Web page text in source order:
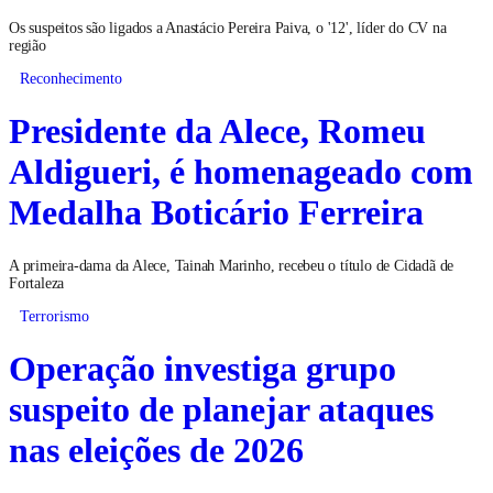
Os suspeitos são ligados a Anastácio Pereira Paiva, o '12', líder do CV na
região
Reconhecimento
Presidente da Alece, Romeu
Aldigueri, é homenageado com
Medalha Boticário Ferreira
A primeira-dama da Alece, Tainah Marinho, recebeu o título de Cidadã de
Fortaleza
Terrorismo
Operação investiga grupo
suspeito de planejar ataques
nas eleições de 2026